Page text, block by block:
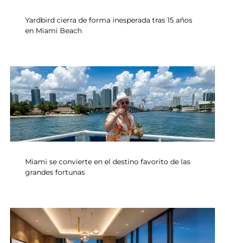
Yardbird cierra de forma inesperada tras 15 años
en Miami Beach
Miami se convierte en el destino favorito de las
grandes fortunas